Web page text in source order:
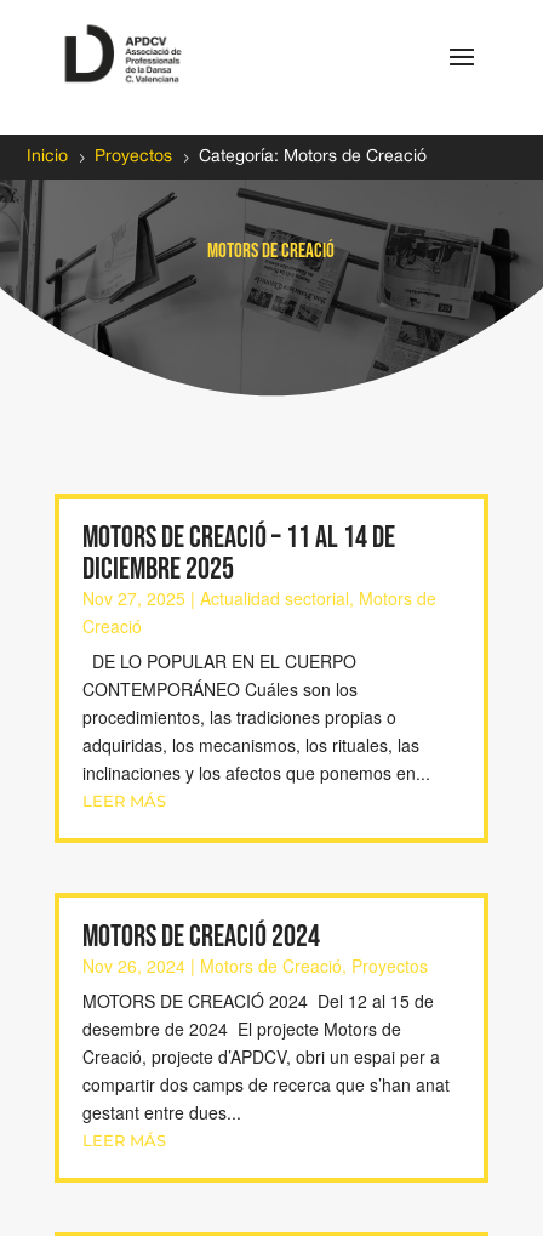
Inicio 5 Proyectos 5 Categoría: Motors de Creació
Motors de Creació
MOTORS DE CREACIÓ – 11 AL 14 DE
DICIEMBRE 2025
Nov 27, 2025| Actualidad sectorial, Motors de
Creació
DE LO POPULAR EN EL CUERPO
CONTEMPORÁNEO Cuáles son los
procedimientos, las tradiciones propias o
adquiridas, los mecanismos, los rituales, las
inclinaciones y los afectos que ponemos en...
LEER MÁS
MOTORS DE CREACIÓ 2024
Nov 26, 2024| Motors de Creació, Proyectos
MOTORS DE CREACIÓ 2024 Del 12 al 15 de
desembre de 2024 El projecte Motors de
Creació, projecte d’APDCV, obri un espai per a
compartir dos camps de recerca que s’han anat
gestant entre dues...
LEER MÁS